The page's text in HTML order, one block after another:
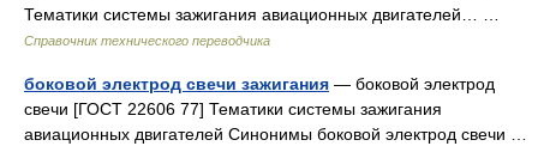
Тематики системы зажигания авиационных двигателей… …
Справочник технического переводчика
боковой электрод свечи зажигания — боковой электрод
свечи [ГОСТ 22606 77] Тематики системы зажигания
авиационных двигателей Синонимы боковой электрод свечи …